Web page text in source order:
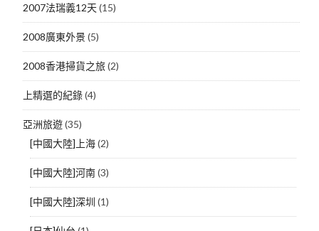
2007法瑞義12天(15)
2008廣東外景(5)
2008香港掃貨之旅(2)
上精選的紀錄(4)
亞洲旅遊(35)
[中國大陸]上海(2)
[中國大陸]河南(3)
[中國大陸]深圳 (1)